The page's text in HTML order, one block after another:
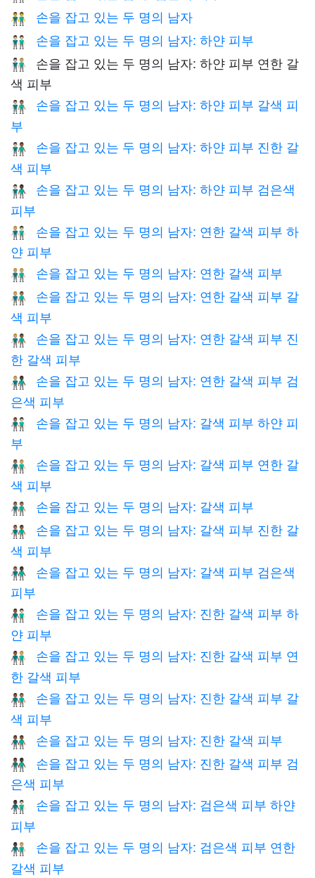
👬 손을 잡고 있는 두 명의 남자
👬🏻 손을 잡고 있는 두 명의 남자: 하얀 피부
👨🏻‍🤝‍👨🏼
손을 잡고 있는 두 명의 남자: 하얀 피부 연한 갈
색 피부
👨🏻‍🤝‍👨🏽
손을 잡고 있는 두 명의 남자: 하얀 피부 갈색 피
부
👨🏻‍🤝‍👨🏾
손을 잡고 있는 두 명의 남자: 하얀 피부 진한 갈
색 피부
👨🏻‍🤝‍👨🏿
손을 잡고 있는 두 명의 남자: 하얀 피부 검은색
피부
👨🏼‍🤝‍👨🏻
손을 잡고 있는 두 명의 남자: 연한 갈색 피부 하
얀 피부
👬🏼 손을 잡고 있는 두 명의 남자: 연한 갈색 피부
👨🏼‍🤝‍👨🏽
손을 잡고 있는 두 명의 남자: 연한 갈색 피부 갈
색 피부
👨🏼‍🤝‍👨🏾
손을 잡고 있는 두 명의 남자: 연한 갈색 피부 진
한 갈색 피부
👨🏼‍🤝‍👨🏿
손을 잡고 있는 두 명의 남자: 연한 갈색 피부 검
은색 피부
👨🏽‍🤝‍👨🏻
손을 잡고 있는 두 명의 남자: 갈색 피부 하얀 피
부
👨🏽‍🤝‍👨🏼
손을 잡고 있는 두 명의 남자: 갈색 피부 연한 갈
색 피부
👬🏽 손을 잡고 있는 두 명의 남자: 갈색 피부
👨🏽‍🤝‍👨🏾
손을 잡고 있는 두 명의 남자: 갈색 피부 진한 갈
색 피부
👨🏽‍🤝‍👨🏿
손을 잡고 있는 두 명의 남자: 갈색 피부 검은색
피부
👨🏾‍🤝‍👨🏻
손을 잡고 있는 두 명의 남자: 진한 갈색 피부 하
얀 피부
👨🏾‍🤝‍👨🏼
손을 잡고 있는 두 명의 남자: 진한 갈색 피부 연
한 갈색 피부
👨🏾‍🤝‍👨🏽
손을 잡고 있는 두 명의 남자: 진한 갈색 피부 갈
색 피부
👬🏾 손을 잡고 있는 두 명의 남자: 진한 갈색 피부
👨🏾‍🤝‍👨🏿
손을 잡고 있는 두 명의 남자: 진한 갈색 피부 검
은색 피부
👨🏿‍🤝‍👨🏻
손을 잡고 있는 두 명의 남자: 검은색 피부 하얀
피부
👨🏿‍🤝‍👨🏼
손을 잡고 있는 두 명의 남자: 검은색 피부 연한
갈색 피부